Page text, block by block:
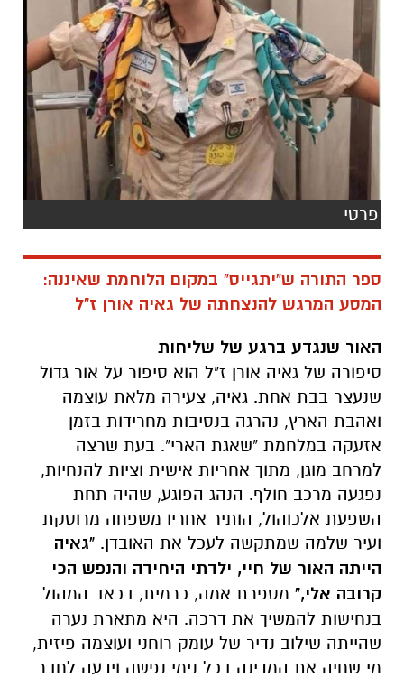
פרטי
ספר התורה ש"יתגייס" במקום הלוחמת שאיננה:
המסע המרגש להנצחתה של גאיה אורן ז"ל
האור שנגדע ברגע של שליחות
סיפורה של גאיה אורן ז"ל הוא סיפור על אור גדול
שנעצר בבת אחת. גאיה, צעירה מלאת עוצמה
ואהבת הארץ, נהרגה בנסיבות מחרידות בזמן
אזעקה במלחמת "שאגת הארי". בעת שרצה
למרחב מוגן, מתוך אחריות אישית וציות להנחיות,
נפגעה מרכב חולף. הנהג הפוגע, שהיה תחת
השפעת אלכוהול, הותיר אחריו משפחה מרוסקת
ועיר שלמה שמתקשה לעכל את האובדן. "גאיה
הייתה האור של חיי, ילדתי היחידה והנפש הכי
קרובה אלי," מספרת אמה, כרמית, בכאב המהול
בנחישות להמשיך את דרכה. היא מתארת נערה
שהייתה שילוב נדיר של עומק רוחני ועוצמה פיזית,
מי שחיה את המדינה בכל נימי נפשה וידעה לחבר